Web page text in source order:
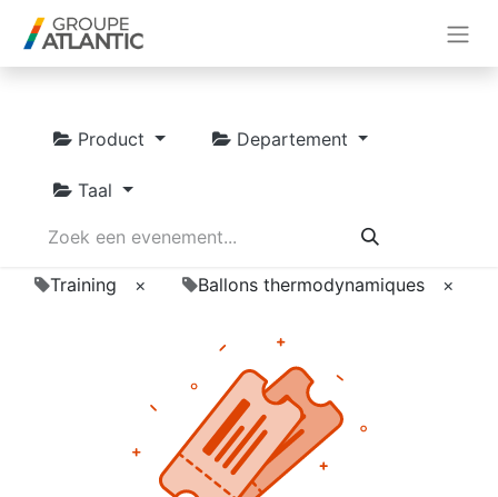
Product Departement
Taal
Training × Ballons thermodynamiques ×